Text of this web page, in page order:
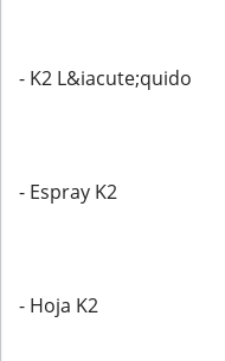
- K2 L&iacute;quido
- Espray K2
- Hoja K2